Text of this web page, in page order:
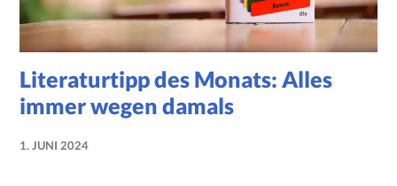
Literaturtipp des Monats: Alles
immer wegen damals
1. JUNI 2024